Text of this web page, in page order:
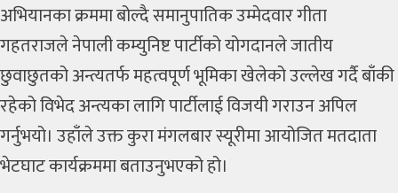
अभियानका क्रममा बोल्दै समानुपातिक उम्मेदवार गीता
गहतराजले नेपाली कम्युनिष्ट पार्टीको योगदानले जातीय
छुवाछुतको अन्त्यतर्फ महत्वपूर्ण भूमिका खेलेको उल्लेख गर्दै बाँकी
रहेको विभेद अन्त्यका लागि पार्टीलाई विजयी गराउन अपिल
गर्नुभयो। उहाँले उक्त कुरा मंगलबार स्यूरीमा आयोजित मतदाता
भेटघाट कार्यक्रममा बताउनुभएको हो।